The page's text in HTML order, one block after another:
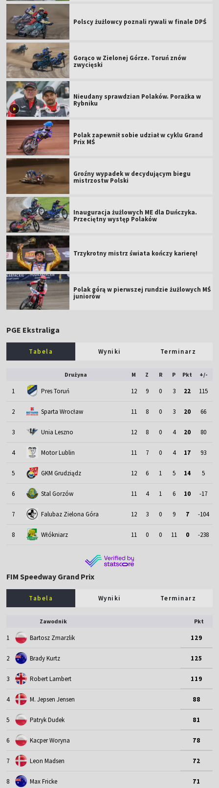
Polscy żużlowcy poznali rywali w finale DPŚ
Gorąco w Zielonej Górze. Toruń znów
zwycięski
Nieudany sprawdzian Polaków. Porażka w
Rybniku
Polak zapewnił sobie udział w cyklu Grand
Prix MŚ
Groźny wypadek w decydującym biegu
mistrzostw Polski
Inauguracja żużlowych ME dla Duńczyka.
Przeciętny występ Polaków
Trzykrotny mistrz świata kończy karierę!
Polak górą w pierwszej rundzie żużlowych MŚ
juniorów
PGE Ekstraliga
Tabela Wyniki Terminarz
Drużyna M Z R P Pkt +/-
1 Pres Toruń 12 9 0 3 22 115
2 Sparta Wrocław 11 8 0 3 20 66
3 Unia Leszno 12 8 0 4 20 80
4 Motor Lublin 11 7 0 4 17 93
5 GKM Grudziądz 12 6 1 5 14 5
6 Stal Gorzów 11 4 1 6 10 -17
7 Falubaz Zielona Góra 12 3 0 9 7 -104
8 Włókniarz 11 0 0 11 0 -238
FIM Speedway Grand Prix
Tabela Wyniki Terminarz
Zawodnik Pkt
1 Bartosz Zmarzlik 129
2 Brady Kurtz 125
3 Robert Lambert 119
4 M. Jepsen Jensen 88
5 Patryk Dudek 81
6 Kacper Woryna 78
7 Leon Madsen 72
8 Max Fricke 71